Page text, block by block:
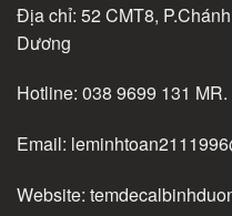
Địa chỉ: 52 CMT8,
Dương
Hotline: 038 9699 131
Email:
Website: